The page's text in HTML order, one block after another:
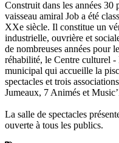
Construit dans les années 30
vaisseau amiral Job a été
XXe siècle. Il constitue un
industrielle, ouvrière et
de nombreuses années pour
réhabilité, le Centre culturel -
municipal qui accueille la
spectacles et trois
Jumeaux, 7 Animés et
La salle de spectacles
ouverte à tous les publics.